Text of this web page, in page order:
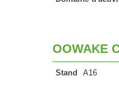
OOWAKE
Stand A16